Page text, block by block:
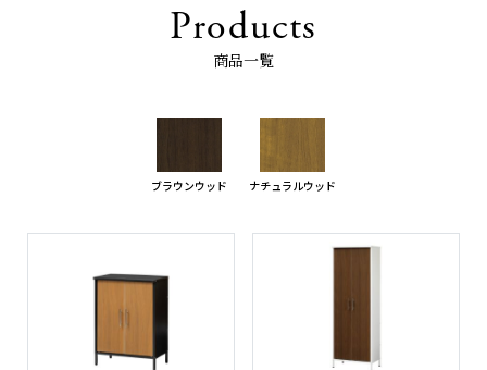
Products
商品一覧
ブラウンウッド ナチュラルウッド